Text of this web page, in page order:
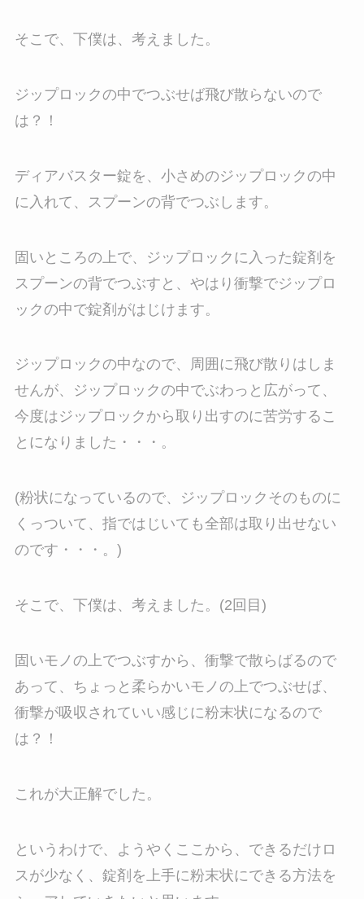
そこで、下僕は、考えました。
ジップロックの中でつぶせば飛び散らないので
は？！
ディアバスター錠を、小さめのジップロックの中
に入れて、スプーンの背でつぶします。
固いところの上で、ジップロックに入った錠剤を
スプーンの背でつぶすと、やはり衝撃でジップロ
ックの中で錠剤がはじけます。
ジップロックの中なので、周囲に飛び散りはしま
せんが、ジップロックの中でぶわっと広がって、
今度はジップロックから取り出すのに苦労するこ
とになりました・・・。
(粉状になっているので、ジップロックそのものに
くっついて、指ではじいても全部は取り出せない
のです・・・。)
そこで、下僕は、考えました。(2回目)
固いモノの上でつぶすから、衝撃で散らばるので
あって、ちょっと柔らかいモノの上でつぶせば、
衝撃が吸収されていい感じに粉末状になるので
は？！
これが大正解でした。
というわけで、ようやくここから、できるだけロ
スが少なく、錠剤を上手に粉末状にできる方法を